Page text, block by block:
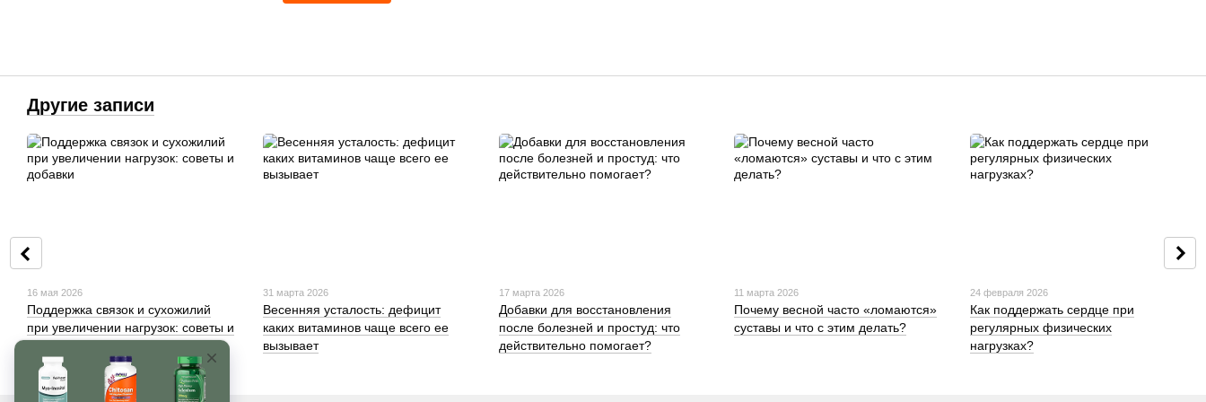
Другие записи
16 мая 2026
Поддержка связок и сухожилий
при увеличении нагрузок: советы и
31 марта 2026
Весенняя усталость: дефицит
каких витаминов чаще всего ее
вызывает
17 марта 2026
Добавки для восстановления
после болезней и простуд: что
действительно помогает?
11 марта 2026
Почему весной часто «ломаются»
суставы и что с этим делать?
24 февраля 2026
Как поддержать сердце при
регулярных физических
нагрузках?